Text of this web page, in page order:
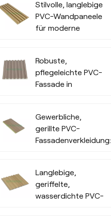
Stilvolle, langlebige
PVC-Wandpaneele
für moderne
Robuste,
pflegeleichte PVC-
Fassade in
Gewerbliche,
gerillte PVC-
Fassadenverkleidung:
für den
gewerblichen
Außenbereich
Langlebige,
geriffelte,
wasserdichte PVC-